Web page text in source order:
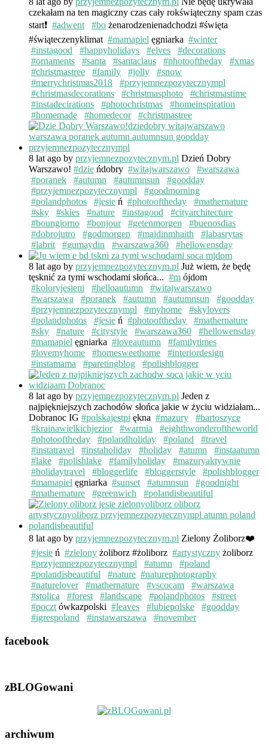
czekałam na ten magiczny czas cały rokświąteczny spam czas
start❗️ #adwent #bo żenarodzenienadchodzi #święta
#świąteczenyklimat #mamapiel ęgniarka #winter
#instagood
#happyholidays #elves
#decorations
#ornaments
#santa #santaclaus #photooftheday
#xmas
#christmastree
#family #jolly
#snow
#merrychristmas2018
#przyjemnezpozytecznympl
#christmasdecorations
#christmasphoto
#christmastime
#instadecirations
#photochristmas
#homeinspiration
#homemade
#homedecor #christmastree
8 lat ago by przyjemnezpozytecznym.pl Dzień Dobry
Warszawo! #dzie ńdobry #witajwarszawo
#warszawa
#poranek
#autumn #autumnsun
#goodday
#przyjemnezpozytecznympl
#goodmorning
#polandphotos
#jesie ń #photooftheday
#mathernature
#sky
#skies #nature #instagood
#cityarchitecture
#boungiorno
#bonjour #getenmorgen
#buenosdias
#dobrojutro
#godmorgen #maidinmhaith
#labasrytas
#labrit
#gumaydin #warszawa360 #hellowensday
8 lat ago by przyjemnezpozytecznym.pl Już wiem, że będę
tęsknić za tymi wschodami słońca... #m ójdom
#koloryjesieni
#helloautumn
#witajwarszawo
#warszawa
#poranek #autumn #autumnsun
#goodday
#przyjemnezpozytecznympl
#myhome
#skylovers
#polandphotos
#jesie ń #photooftheday
#mathernature
#sky
#nature #citystyle #warszawa360
#hellowensday
#mamapiel ęgniarka #loveautumn
#familytimes
#lovemyhome
#homesweethome
#interiordesign
#instamama
#paretingblog #polishblogger
8 lat ago by przyjemnezpozytecznym.pl Jeden z
najpiękniejszych zachodów słońca jakie w życiu widziałam...
Dobranoc IG #polskajestpi ękna #mazury
#bartoszyce
#krainawielkichjezior
#warmia
#eighthwonderoftheworld
#photooftheday
#polandholiday #poland
#travel
#instatravel
#instaholiday #holiday #atumn
#instaatumn
#lake
#polishlake #familyholiday
#mazuryaktywnie
#holidaytravel
#bloggerlife #bloggerstyle
#polishblogger
#mamapiel ęgniarka #sunset #atumnsun
#goodnight
#mathernature
#greenwich #polandisbeautiful
8 lat ago by przyjemnezpozytecznym.pl Zielony Żoliborz❤️
#jesie ń #zielony żoliborz #żoliborz #artystyczny żoliborz
#przyjemnezpozytecznympl
#atumn
#poland
#polandisbeautiful
#nature #naturephotography
#naturelover
#mathernature #vscocam
#warszawa
#stolica
#forest #landscape #polandphotos
#street
#poczt ówkazpolski #leaves #lubiepolske
#goodday
#igrespoland
#instawarszawa #november
facebook
zBLOGowani
archiwum